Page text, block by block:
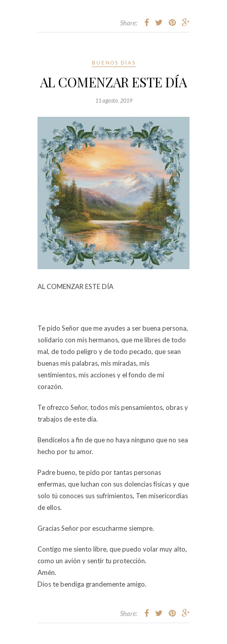
Share:
BUENOS DÌAS
AL COMENZAR ESTE DÍA
11 agosto, 2019
AL COMENZAR ESTE DÍA
Te pido Señor que me ayudes a ser buena persona,
solidario con mis hermanos, que me libres de todo
mal, de todo peligro y de todo pecado, que sean
buenas mis palabras, mis miradas, mis
sentimientos, mis acciones y el fondo de mi
corazón.
Te ofrezco Señor, todos mis pensamientos, obras y
trabajos de este día.
Bendícelos a fin de que no haya ninguno que no sea
hecho por tu amor.
Padre bueno, te pido por tantas personas
enfermas, que luchan con sus dolencias físicas y que
solo tú conoces sus sufrimientos, Ten misericordias
de ellos.
Gracias Señor por escucharme siempre.
Contigo me siento libre, que puedo volar muy alto,
como un avión y sentir tu protección.
Amén.
Dios te bendiga grandemente amigo.
Share: